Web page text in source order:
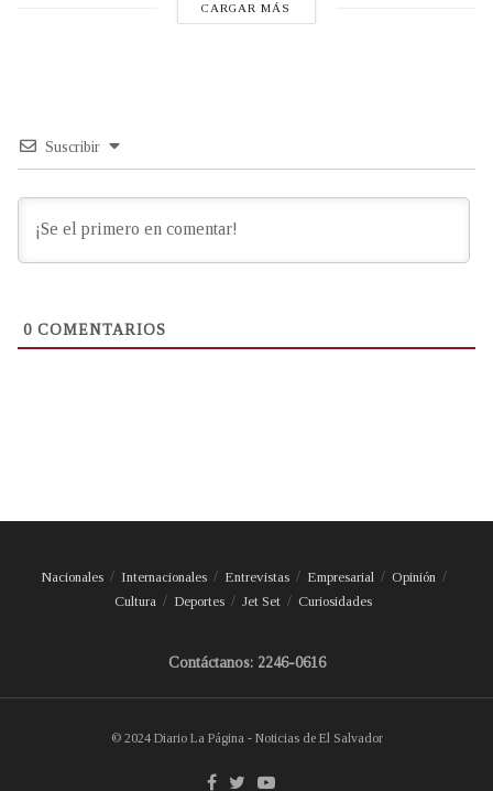
CARGAR MÁS
Suscribir
0 COMENTARIOS
Nacionales Internacionales Entrevistas Empresarial
Opinión
Cultura
Deportes Jet Set Curiosidades
Contáctanos: 2246-0616
© 2024 Diario La Página - Noticias de El Salvador